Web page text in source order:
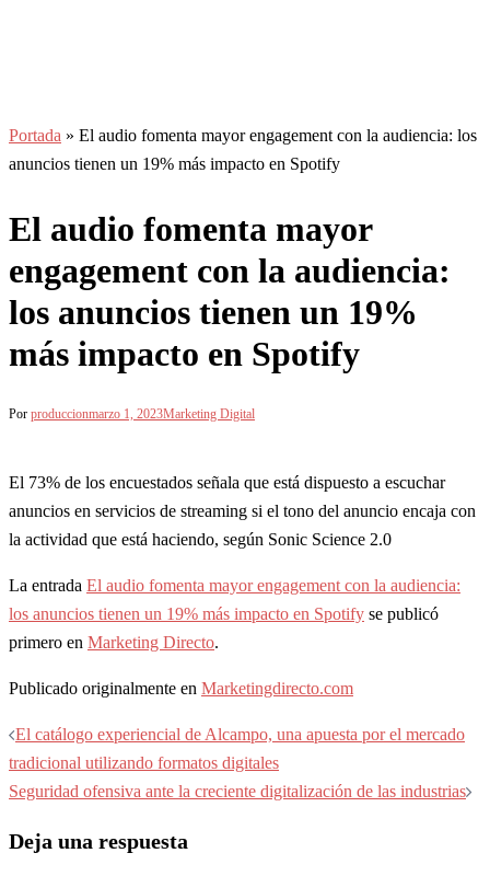
Portada » El audio fomenta mayor engagement con la audiencia: los
anuncios tienen un 19% más impacto en Spotify
El audio fomenta mayor
engagement con la audiencia:
los anuncios tienen un 19%
más impacto en Spotify
Por produccionmarzo 1, 2023Marketing Digital
El 73% de los encuestados señala que está dispuesto a escuchar
anuncios en servicios de streaming si el tono del anuncio encaja con
la actividad que está haciendo, según Sonic Science 2.0
La entrada El audio fomenta mayor engagement con la audiencia:
los anuncios tienen un 19% más impacto en Spotify se publicó
primero en Marketing Directo.
Publicado originalmente en Marketingdirecto.com
Navegación
de
entradas
El catálogo experiencial de Alcampo, una apuesta por el mercado
tradicional utilizando formatos digitales
Seguridad ofensiva ante la creciente digitalización de las industrias
Deja una respuesta